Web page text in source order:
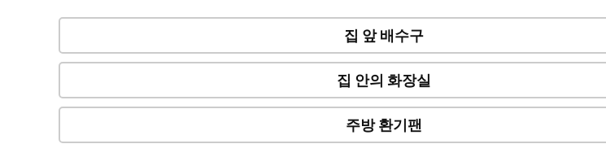
집 앞 배수구
집 안의 화장실
주방 환기팬